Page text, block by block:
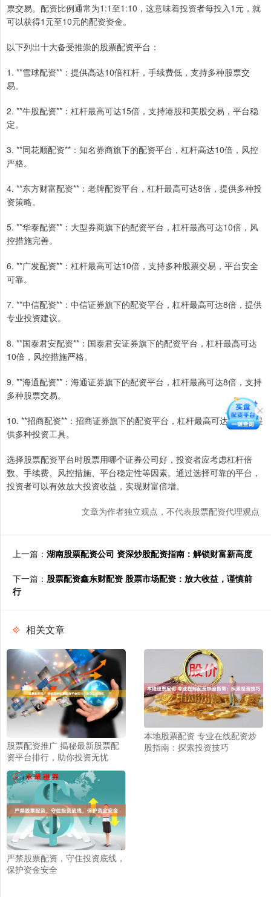
票交易。配资比例通常为1:1至1:10，这意味着投资者每投入1元，就
可以获得1元至10元的配资资金。
以下列出十大备受推崇的股票配资平台：
1. **雪球配资**：提供高达10倍杠杆，手续费低，支持多种股票交
易。
2. **牛股配资**：杠杆最高可达15倍，支持港股和美股交易，平台稳
定。
3. **同花顺配资**：知名券商旗下的配资平台，杠杆高达10倍，风控
严格。
4. **东方财富配资**：老牌配资平台，杠杆最高可达8倍，提供多种投
资策略。
5. **华泰配资**：大型券商旗下的配资平台，杠杆最高可达10倍，风
控措施完善。
6. **广发配资**：杠杆最高可达10倍，支持多种股票交易，平台安全
可靠。
7. **中信配资**：中信证券旗下的配资平台，杠杆最高可达8倍，提供
专业投资建议。
8. **国泰君安配资**：国泰君安证券旗下的配资平台，杠杆最高可达
10倍，风控措施严格。
9. **海通配资**：海通证券旗下的配资平台，杠杆最高可达8倍，支持
多种股票交易。
10. **招商配资**：招商证券旗下的配资平台，杠杆最高可达10倍，提
供多种投资工具。
选择股票配资平台时股票用哪个证券公司好，投资者应考虑杠杆倍
数、手续费、风控措施、平台稳定性等因素。通过选择可靠的平台，
投资者可以有效放大投资收益，实现财富倍增。
文章为作者独立观点，不代表股票配资代理观点
上一篇： 湖南股票配资公司 资深炒股配资指南：解锁财富新高度
下一篇： 股票配资鑫东财配资 股票市场配资：放大收益，谨慎前
行
相关文章
股票配资推广 揭秘最新股票配
资平台排行，助你投资无忧
本地股票配资 专业在线配资炒
股指南：探索投资技巧
严禁股票配资，守住投资底线，
保护资金安全